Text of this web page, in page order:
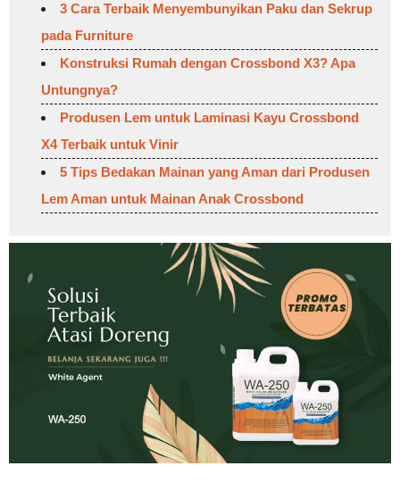
3 Cara Terbaik Menyembunyikan Paku dan Sekrup
pada Furniture
Konstruksi Rumah dengan Crossbond X3? Apa
Untungnya?
Produsen Lem untuk Laminasi Kayu Crossbond
X4 Terbaik untuk Vinir
5 Tips Bedakan Mainan yang Aman dari Produsen
Lem Aman untuk Mainan Anak Crossbond